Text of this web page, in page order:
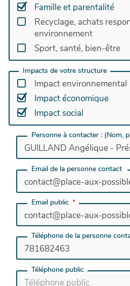
Famille et parentalité
Recyclage, achats
environnement
Sport, santé, bien-être
Impacts de votre structure
Impact environnemental
Impact économique
Impact social
Personne à contacter : (Nom,
Email de la personne contact
Email public
Téléphone de la personne
Téléphone public